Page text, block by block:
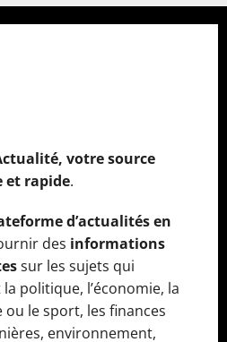
votre source
et rapide.
d’actualités en
des informations
sur les sujets qui
politique, l’économie, la
le sport, les finances
environnement,